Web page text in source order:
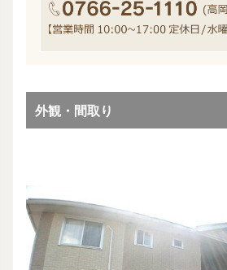
外観・間取り